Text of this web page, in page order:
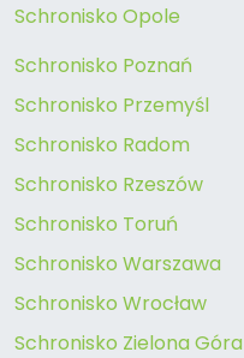
Schronisko Opole
Schronisko Poznań
Schronisko Przemyśl
Schronisko Radom
Schronisko Rzeszów
Schronisko Toruń
Schronisko Warszawa
Schronisko Wrocław
Schronisko Zielona Góra